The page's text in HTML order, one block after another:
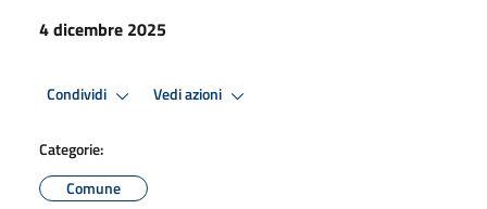
4 dicembre 2025
Condividi Vedi azioni
Categorie:
Comune